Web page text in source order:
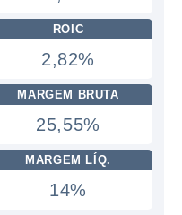
ROIC
2,82%
MARGEM BRUTA
25,55%
MARGEM LÍQ.
14%